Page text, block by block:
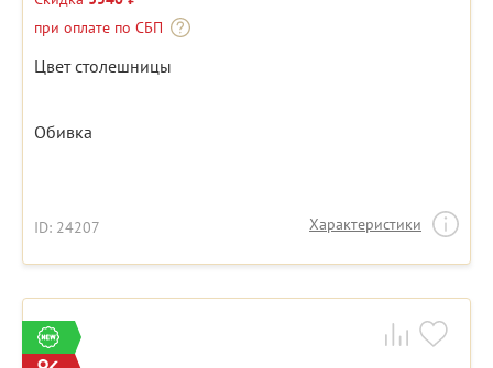
при оплате по СБП
Цвет столешницы
Обивка
ID: 24207 Характеристики